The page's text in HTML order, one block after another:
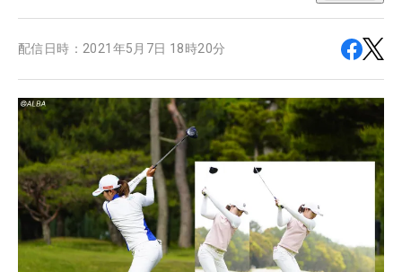
配信日時： 2021年5月7日 18時20分